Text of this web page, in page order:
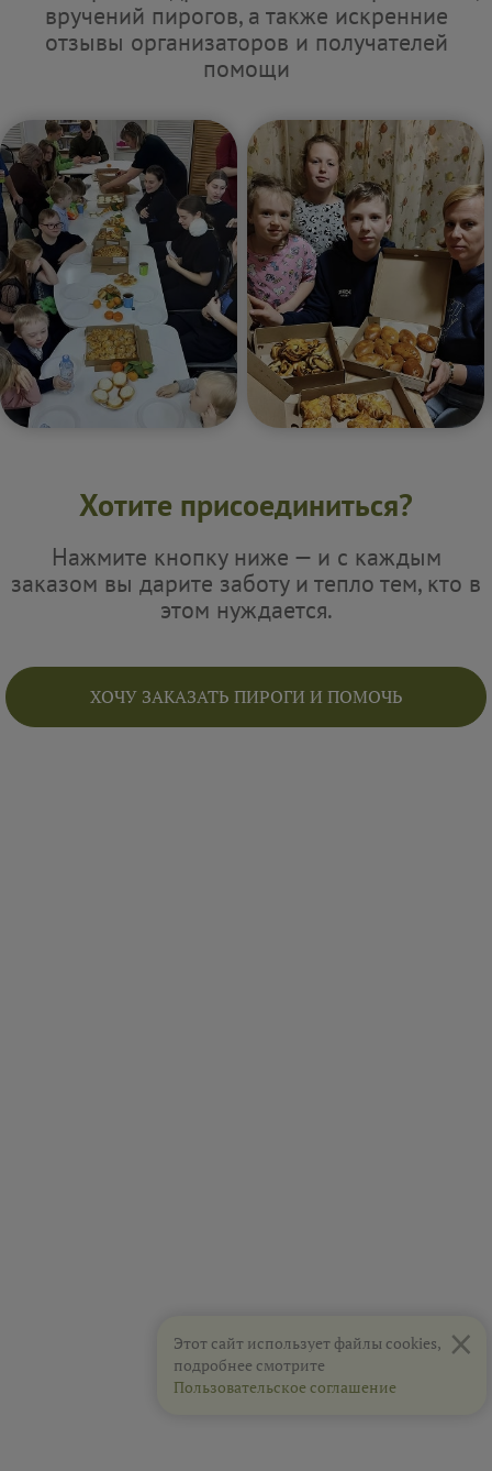
вручений пирогов, а также искренние
отзывы организаторов и получателей
помощи
Хотите присоединиться?
Нажмите кнопку ниже — и с каждым
заказом вы дарите заботу и тепло тем, кто в
этом нуждается.
ХОЧУ ЗАКАЗАТЬ ПИРОГИ И ПОМОЧЬ
×
Этот сайт использует файлы cookies,
подробнее смотрите
Пользовательское соглашение